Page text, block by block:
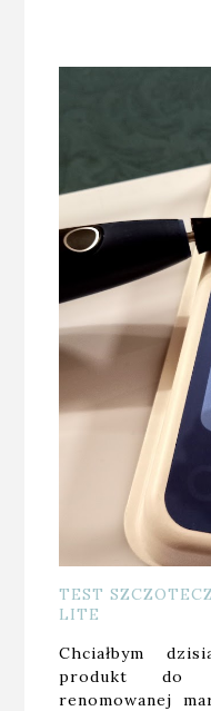
TEST
LITE
Chciałbym
produkt do
renomowanej